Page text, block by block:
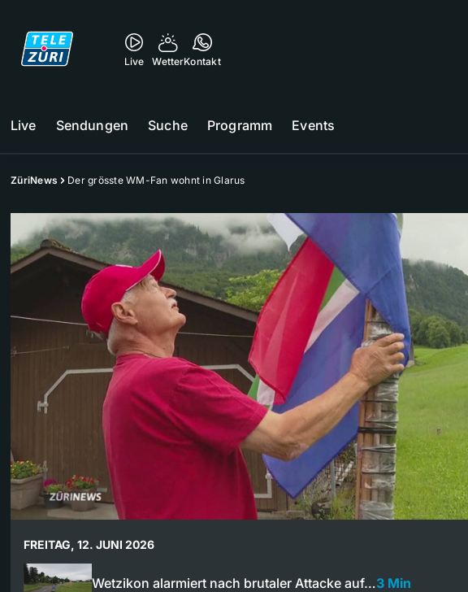
Live WetterKontakt
Live Sendungen Suche Programm Events
ZüriNews Der grösste WM-Fan wohnt in Glarus
FREITAG, 12. JUNI 2026
Wetzikon alarmiert nach brutaler Attacke auf…3 Min